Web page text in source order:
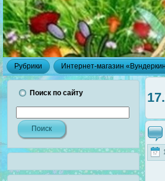
Рубрики Интернет-магазин
Поиск по сайту